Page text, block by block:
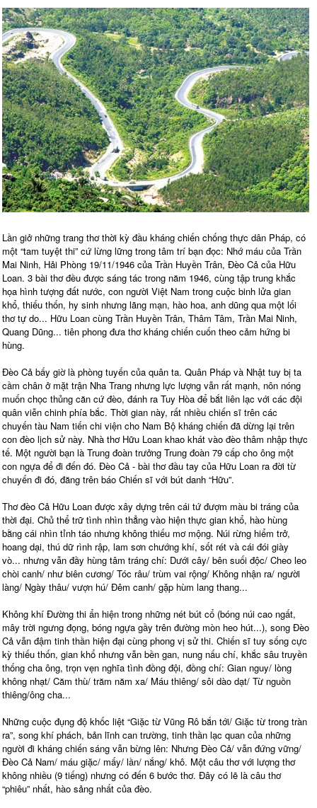
Lần giở những trang thơ thời kỳ đầu kháng chiến chống thực dân Pháp, có
một “tam tuyệt thi” cứ lừng lững trong tâm trí bạn đọc: Nhớ máu của Trần
Mai Ninh, Hải Phòng 19/11/1946 của Trần Huyền Trân, Đèo Cả của Hữu
Loan. 3 bài thơ đều được sáng tác trong năm 1946, cùng tập trung khắc
họa hình tượng đất nước, con người Việt Nam trong cuộc binh lửa gian
khổ, thiếu thốn, hy sinh nhưng lãng mạn, hào hoa, anh dũng qua một lối
thơ tự do... Hữu Loan cùng Trần Huyền Trân, Thâm Tâm, Trần Mai Ninh,
Quang Dũng... tiên phong đưa thơ kháng chiến cuốn theo cảm hứng bi
hùng.
Đèo Cả bấy giờ là phòng tuyến của quân ta. Quân Pháp và Nhật tuy bị ta
cầm chân ở mặt trận Nha Trang nhưng lực lượng vẫn rất mạnh, nôn nóng
muốn chọc thủng căn cứ đèo, đánh ra Tuy Hòa để bắt liên lạc với các đội
quân viễn chinh phía bắc. Thời gian này, rất nhiều chiến sĩ trên các
chuyến tàu Nam tiến chi viện cho Nam Bộ kháng chiến đã dừng lại trên
con đèo lịch sử này. Nhà thơ Hữu Loan khao khát vào đèo thâm nhập thực
tế. Một người bạn là Trung đoàn trưởng Trung đoàn 79 cấp cho ông một
con ngựa để đi đến đó. Đèo Cả - bài thơ đầu tay của Hữu Loan ra đời từ
chuyến đi đó, đăng trên báo Chiến sĩ với bút danh “Hữu”.
Thơ đèo Cả Hữu Loan được xây dựng trên cái tứ đượm màu bi tráng của
thời đại. Chủ thể trữ tình nhìn thẳng vào hiện thực gian khổ, hào hùng
bằng cái nhìn tỉnh táo nhưng không thiếu mơ mộng. Núi rừng hiểm trở,
hoang dại, thú dữ rình rập, lam sơn chướng khí, sốt rét và cái đói giày
vò... nhưng vẫn đầy hùng tâm tráng chí: Dưới cây/ bên suối độc/ Cheo leo
chòi canh/ như biên cương/ Tóc râu/ trùm vai rộng/ Không nhận ra/ người
làng/ Ngày thâu/ vượn hú/ Đêm canh/ gặp hùm lang thang...
Không khí Đường thi ẩn hiện trong những nét bút cổ (bóng núi cao ngất,
mây trời ngưng đọng, bóng ngựa gầy trên đường mòn heo hút...), song Đèo
Cả vẫn đậm tinh thần hiện đại cùng phong vị sử thi. Chiến sĩ tuy sống cực
kỳ thiếu thốn, gian khổ nhưng vẫn bền gan, nung nấu chí, khắc sâu truyền
thống cha ông, trọn vẹn nghĩa tình đồng đội, đồng chí: Gian nguy/ lòng
không nhạt/ Căm thù/ trăm năm xa/ Máu thiêng/ sôi dào dạt/ Từ nguồn
thiêng/ông cha...
Những cuộc đụng độ khốc liệt “Giặc từ Vũng Rô bắn tới/ Giặc từ trong tràn
ra”, song khí phách, bản lĩnh can trường, tinh thần lạc quan của những
người đi kháng chiến sáng vẫn bừng lên: Nhưng Đèo Cả/ vẫn đứng vững/
Đèo Cả Nam/ máu giặc/ mấy/ lần/ nắng/ khô. Một câu thơ với lượng thơ
không nhiều (9 tiếng) nhưng có đến 6 bước thơ. Đây có lẽ là câu thơ
“phiêu” nhất, hào sảng nhất của đèo.